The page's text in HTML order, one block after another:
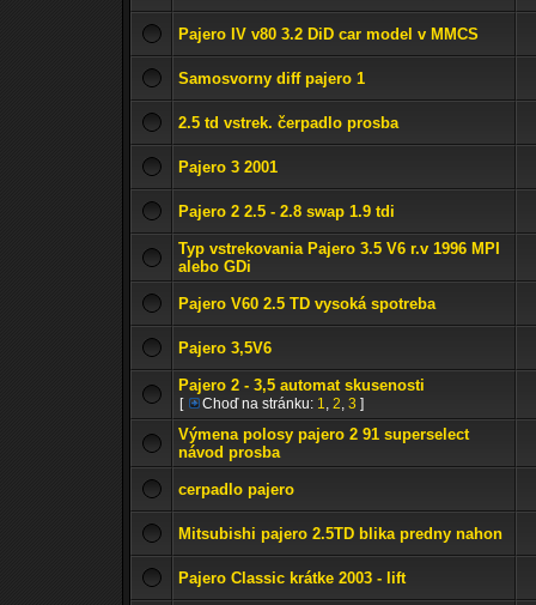
Pajero IV v80 3.2 DiD car model v MMCS
Samosvorny diff pajero 1
2.5 td vstrek. čerpadlo prosba
Pajero 3 2001
Pajero 2 2.5 - 2.8 swap 1.9 tdi
Typ vstrekovania Pajero 3.5 V6 r.v 1996 MPI
alebo GDi
Pajero V60 2.5 TD vysoká spotreba
Pajero 3,5V6
Pajero 2 - 3,5 automat skusenosti
[ Choď na stránku: 1, 2, 3 ]
Výmena polosy pajero 2 91 superselect
návod prosba
cerpadlo pajero
Mitsubishi pajero 2.5TD blika predny nahon
Pajero Classic krátke 2003 - lift